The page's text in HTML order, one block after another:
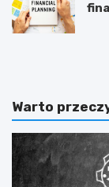
F
–
t
o
w
a
r
C
d
a
l
o
p
ł
Warto